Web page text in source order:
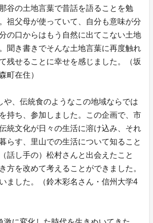
谷の土地言葉で昔話を語ることを勉
祖父母が使っていて、自分も意味が分
の口からはもう自然に出てこない土地
聞き書きでそんな土地言葉に再度触れ
残せることに幸せを感じました。（坂
町在住）
や、伝統食のようなこの地域ならでは
持ち、参加しました。この企画で、市
統文化が日々の生活に溶け込み、それ
らす、里山での生活について知ること
話し手の）松村さんと出会えたこと
方を改めて考えることができました。
ました。（鈴木彩名さん・信州大学4